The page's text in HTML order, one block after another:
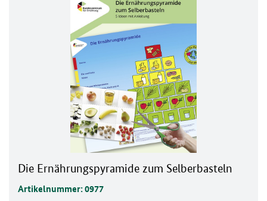
Die Ernährungspyramide zum Selberbasteln
Artikelnummer: 0977